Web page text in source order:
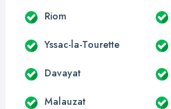
Riom
Yssac-la-Tourette
Davayat
Malauzat